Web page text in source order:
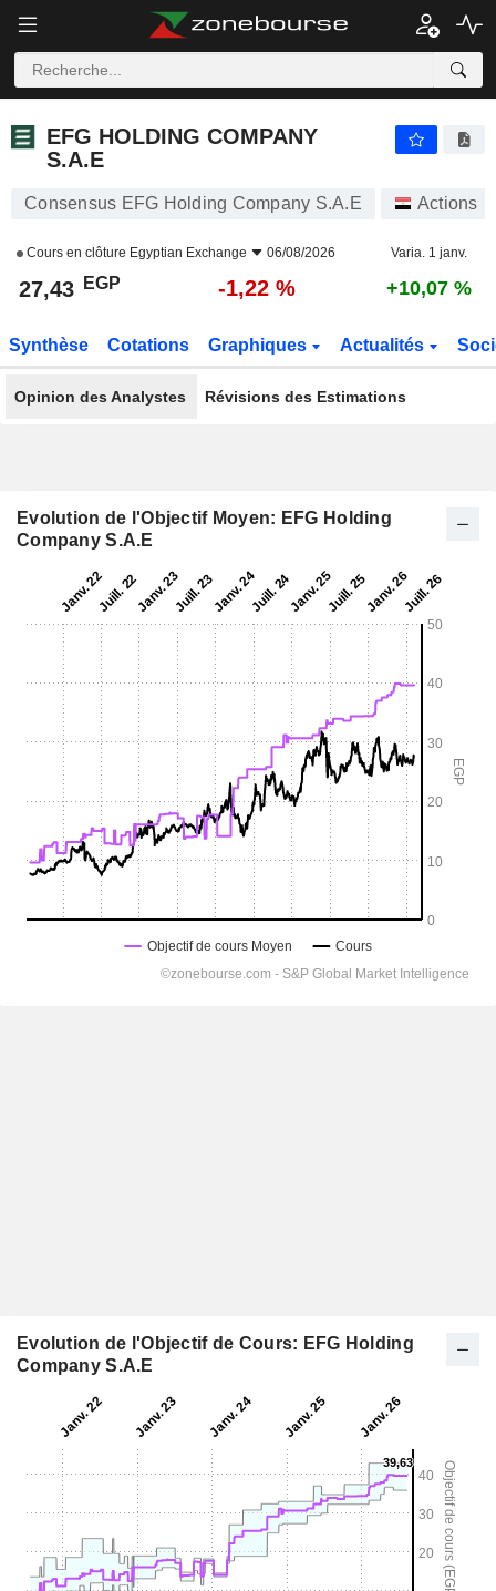
EFG HOLDING COMPANY
S.A.E
Consensus EFG Holding Company S.A.E Actions
Cours en clôture Egyptian Exchange 06/08/2026 Varia. 1 janv.
27,43 EGP -1,22 % +10,07 %
Synthèse Cotations Graphiques Actualités
Opinion des Analystes Révisions des Estimations
Evolution de l'Objectif Moyen: EFG Holding
Company S.A.E
Evolution de l'Objectif de Cours: EFG Holding
Company S.A.E